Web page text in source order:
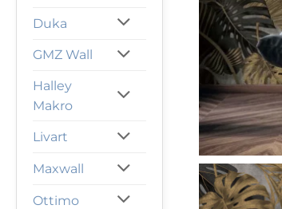
Duka
GMZ Wall
Halley
Makro
Livart
Maxwall
Ottimo